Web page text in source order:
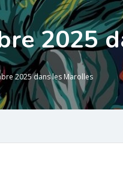
2025
2025 dans les Marolles